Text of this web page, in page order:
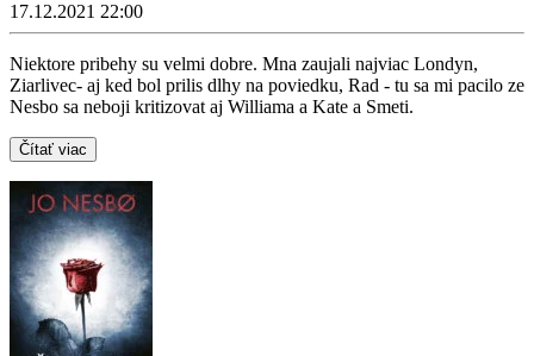
17.12.2021 22:00
Niektore pribehy su velmi dobre. Mna zaujali najviac Londyn,
Ziarlivec- aj ked bol prilis dlhy na poviedku, Rad - tu sa mi pacilo ze
Nesbo sa neboji kritizovat aj Williama a Kate a Smeti.
Čítať viac